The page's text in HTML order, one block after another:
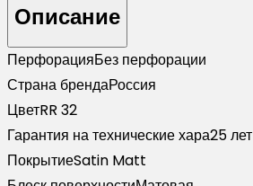
Описание
ПерфорацияБез перфорации
Страна брендаРоссия
ЦветRR 32
Гарантия на технические хара25 лет
ПокрытиеSatin Matt